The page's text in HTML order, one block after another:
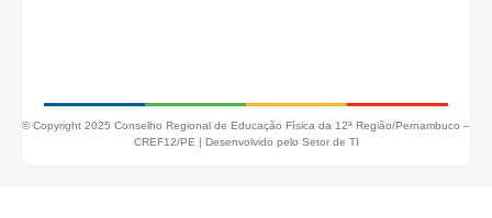
© Copyright 2025 Conselho Regional de Educação Física da 12ª Região/Pernambuco –
CREF12/PE | Desenvolvido pelo Setor de TI